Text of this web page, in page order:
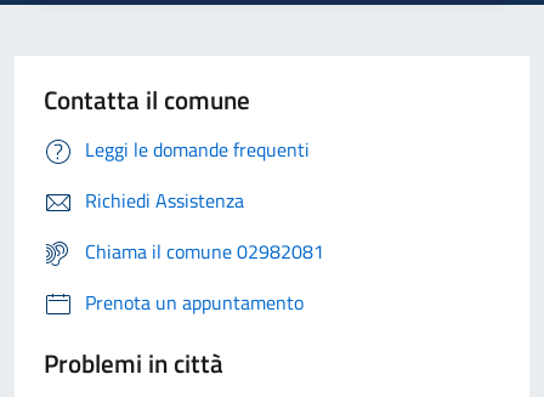
Contatta il comune
Leggi le domande frequenti
Richiedi Assistenza
Chiama il comune 02982081
Prenota un appuntamento
Problemi in città